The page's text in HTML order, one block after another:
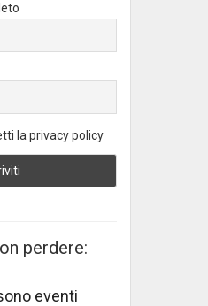
la privacy policy
perdere:
eventi